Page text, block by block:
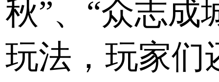
秋”、“众志成
玩法，玩家们